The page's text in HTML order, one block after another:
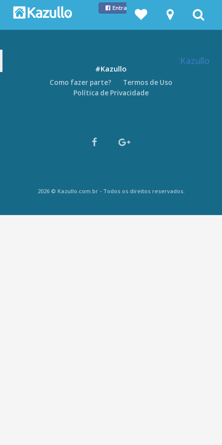
Entrar com Facebook
#Kazullo
Como fazer parte?
Termos de Uso
Política de Privacidade
Kazullo
2026 © Kazullo.com.br - Todos os direitos reservados.